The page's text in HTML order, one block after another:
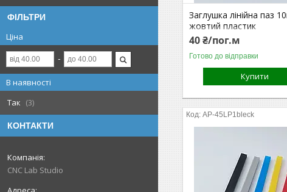
ФІЛЬТРИ
Ціна
В наявності
Так
3
КОНТАКТИ
CNC Lab Studio
Заглушка лінійна паз
жовтий пластик
40 ₴/пог.м
Готово до відправки
Купити
AP-45LP1bleck